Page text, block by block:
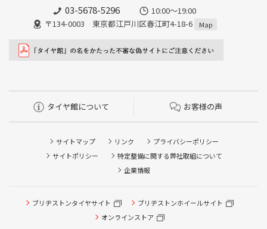
03-5678-5296
10:00～19:00
〒134-0003 東京都江戸川区春江町4-18-6
Map
タイヤ館について お客様の声
サイトマップ リンク
プライバシーポリシー
サイトポリシー
特定整備に関する弊社取組について
企業情報
ブリヂストンタイヤサイト
ブリヂストンホイールサイト
オンラインストア